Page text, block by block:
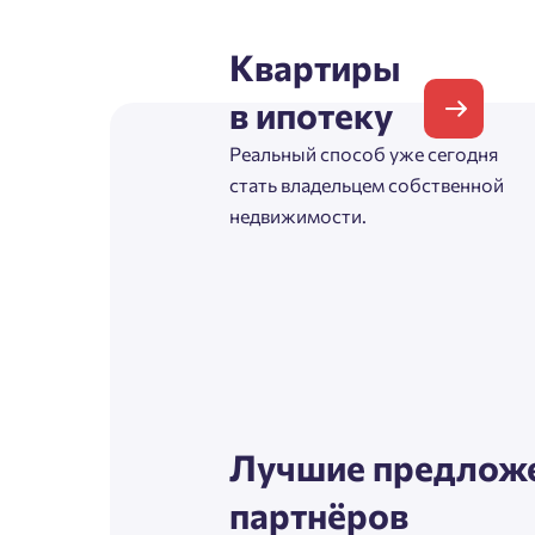
Квартиры
в ипотеку
Реальный способ уже сегодня
стать владельцем собственной
недвижимости.
Лучшие
партнёров
Email